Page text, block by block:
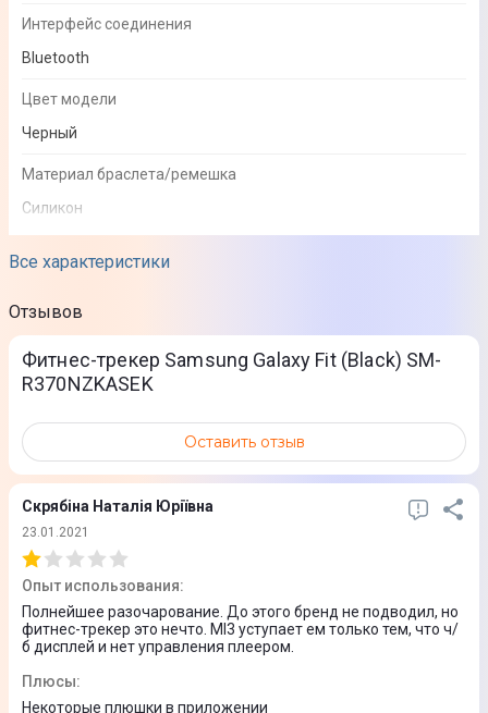
Все характеристики
Интерфейс соединения
Bluetooth
Цвет модели
Черный
Материал браслета/ремешка
Силикон
Дисплей
Дисплей
Цветной
Сенсорный дисплей
Да
0,95″ сенсорный AMOLED дисплей
Функции
Функции
Измерение пульса
Мониторинг сна
Расчет затраченных калорий
Отзывов
Фитнес-трекер Samsung Galaxy Fit (Black) SM-
R370NZKASEK
Оставить отзыв
Скрябіна Наталія Юріївна
23.01.2021
Опыт использования:
Полнейшее разочарование. До этого бренд не подводил, но
фитнес-трекер это нечто. MI3 уступает ем только тем, что ч/
б дисплей и нет управления плеером.
Плюсы:
Некоторые плюшки в приложении